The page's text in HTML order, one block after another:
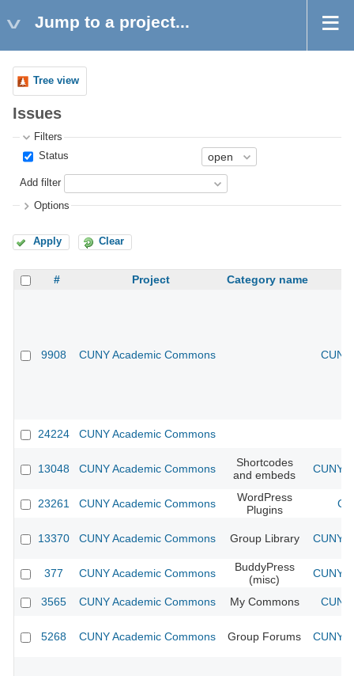
Jump to a project...
Tree view
Issues
Filters
Status
Add filter
Options
Apply Clear
# Project Category name
9908 CUNY Academic Commons
24224 CUNY Academic Commons
13048 CUNY Academic Commons
Shortcodes
and embeds
CUNY
23261 CUNY Academic Commons
WordPress
Plugins
13370 CUNY Academic Commons Group Library CUNY
377 CUNY Academic Commons
BuddyPress
(misc)
CUNY
3565 CUNY Academic Commons My Commons
5268 CUNY Academic Commons Group Forums CUNY